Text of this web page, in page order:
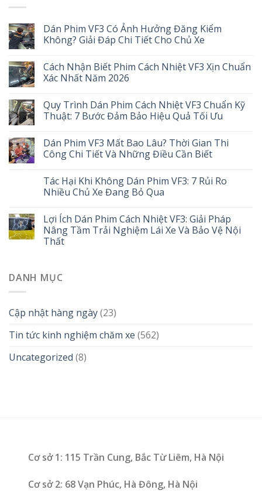
Dán Phim VF3 Có Ảnh Hưởng Đăng Kiểm
Không? Giải Đáp Chi Tiết Cho Chủ Xe
Cách Nhận Biết Phim Cách Nhiệt VF3 Xịn Chuẩn
Xác Nhất Năm 2026
Quy Trình Dán Phim Cách Nhiệt VF3 Chuẩn Kỹ
Thuật: 7 Bước Đảm Bảo Hiệu Quả Tối Ưu
Dán Phim VF3 Mất Bao Lâu? Thời Gian Thi
Công Chi Tiết Và Những Điều Cần Biết
Tác Hại Khi Không Dán Phim VF3: 7 Rủi Ro
Nhiều Chủ Xe Đang Bỏ Qua
Lợi Ích Dán Phim Cách Nhiệt VF3: Giải Pháp
Nâng Tầm Trải Nghiệm Lái Xe Và Bảo Vệ Nội
Thất
DANH MỤC
Cập nhật hàng ngày(23)
Tin tức kinh nghiệm chăm xe (562)
Uncategorized (8)
Cơ sở 1: 115 Trần Cung, Bắc Từ Liêm, Hà Nội
Cơ sở 2: 68 Vạn Phúc, Hà Đông, Hà Nội